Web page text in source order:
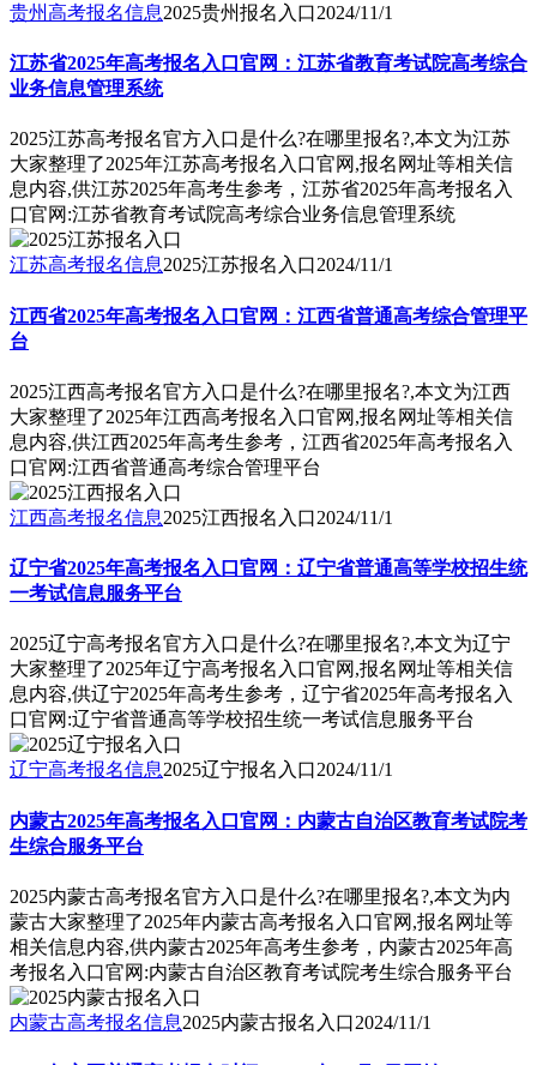
贵州高考报名信息2025贵州报名入口2024/11/1
江苏省2025年高考报名入口官网：江苏省教育考试院高考综合
业务信息管理系统
2025江苏高考报名官方入口是什么?在哪里报名?,本文为江苏
大家整理了2025年江苏高考报名入口官网,报名网址等相关信
息内容,供江苏2025年高考生参考，江苏省2025年高考报名入
口官网:江苏省教育考试院高考综合业务信息管理系统
江苏高考报名信息2025江苏报名入口2024/11/1
江西省2025年高考报名入口官网：江西省普通高考综合管理平
台
2025江西高考报名官方入口是什么?在哪里报名?,本文为江西
大家整理了2025年江西高考报名入口官网,报名网址等相关信
息内容,供江西2025年高考生参考，江西省2025年高考报名入
口官网:江西省普通高考综合管理平台
江西高考报名信息2025江西报名入口2024/11/1
辽宁省2025年高考报名入口官网：辽宁省普通高等学校招生统
一考试信息服务平台
2025辽宁高考报名官方入口是什么?在哪里报名?,本文为辽宁
大家整理了2025年辽宁高考报名入口官网,报名网址等相关信
息内容,供辽宁2025年高考生参考，辽宁省2025年高考报名入
口官网:辽宁省普通高等学校招生统一考试信息服务平台
辽宁高考报名信息2025辽宁报名入口2024/11/1
内蒙古2025年高考报名入口官网：内蒙古自治区教育考试院考
生综合服务平台
2025内蒙古高考报名官方入口是什么?在哪里报名?,本文为内
蒙古大家整理了2025年内蒙古高考报名入口官网,报名网址等
相关信息内容,供内蒙古2025年高考生参考，内蒙古2025年高
考报名入口官网:内蒙古自治区教育考试院考生综合服务平台
内蒙古高考报名信息2025内蒙古报名入口2024/11/1